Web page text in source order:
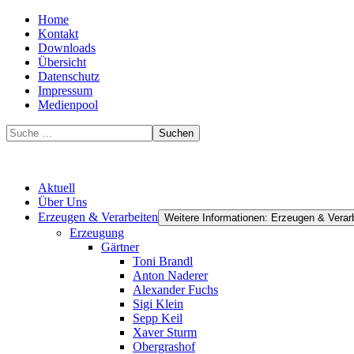
Home
Kontakt
Downloads
Übersicht
Datenschutz
Impressum
Medienpool
Suchen
Aktuell
Über Uns
Erzeugen & Verarbeiten Weitere Informationen: Erzeugen &
Erzeugung
Gärtner
Toni Brandl
Anton Naderer
Alexander Fuchs
Sigi Klein
Sepp Keil
Xaver Sturm
Obergrashof